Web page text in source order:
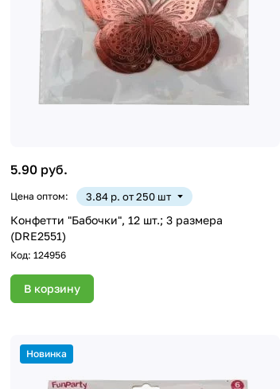
5.90 руб.
Цена оптом: 3.84 р. от 250 шт
Конфетти "Бабочки", 12 шт.; 3 размера
(DRE2551)
Код: 124956
В корзину
Новинка